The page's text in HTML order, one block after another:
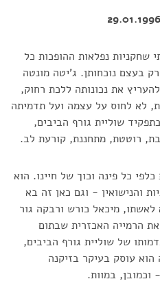
שחקניות נפלאות ההופכות כל
בעצם נוכחותן. ג'יטה מונטה
את נכונותה ללכת רחוק,
לא לחוס על עצמה ועל תדמיתה
שוליית גורף הביבים,
רוטטת, מתחננת, קורעת לב.
כל פינה וכוך של חיינו. הוא
והנישואין - וגם כאן זה בא
לאשתו, מיכאל כורש ורבקה גור
הרמייה האכזרית שבתום
של שוליית גורף הביבים,
הוא עוסק בעיקר בזיקנה
וכמובן, במוות.